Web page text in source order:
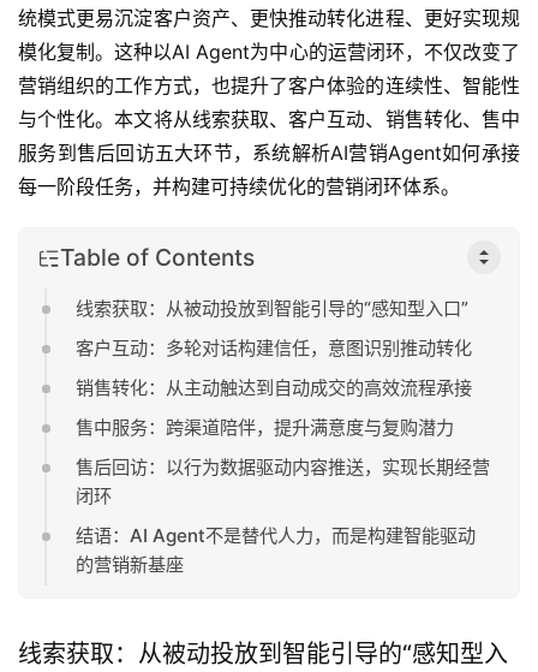
统模式更易沉淀客户资产、更快推动转化进程、更好实现规
模化复制。这种以AI Agent为中心的运营闭环，不仅改变了
营销组织的工作方式，也提升了客户体验的连续性、智能性
与个性化。本文将从线索获取、客户互动、销售转化、售中
服务到售后回访五大环节，系统解析AI营销Agent如何承接
每一阶段任务，并构建可持续优化的营销闭环体系。
Table of Contents
线索获取：从被动投放到智能引导的“感知型入口”
客户互动：多轮对话构建信任，意图识别推动转化
销售转化：从主动触达到自动成交的高效流程承接
售中服务：跨渠道陪伴，提升满意度与复购潜力
售后回访：以行为数据驱动内容推送，实现长期经营
闭环
结语：AI Agent不是替代人力，而是构建智能驱动
的营销新基座
线索获取：从被动投放到智能引导的“感知型入